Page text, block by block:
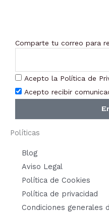
Comparte tu correo para
Acepto la Política de
Acepto recibir
Políticas
Blog
Aviso Legal
Política de Cookies
Política de privacidad
Condiciones generales